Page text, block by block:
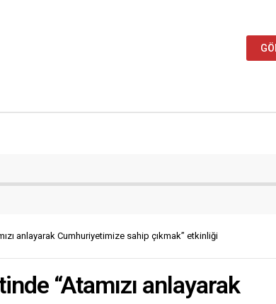
anlayarak Cumhuriyetimize sahip çıkmak” etkinliği
“Atamızı anlayarak